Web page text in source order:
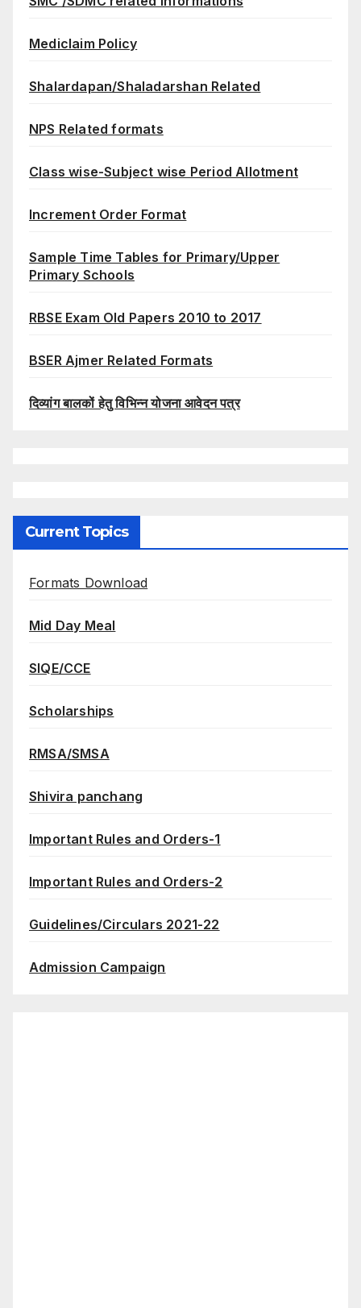
Mediclaim Policy
Shalardapan/Shaladarshan Related
NPS Related formats
Class wise-Subject wise Period Allotment
Increment Order Format
Sample Time Tables for Primary/Upper
Primary Schools
RBSE Exam Old Papers 2010 to 2017
BSER Ajmer Related Formats
दिव्यांग बालकों हेतु विभिन्न योजना आवेदन पत्र
Current Topics
Formats Download
Mid Day Meal
SIQE/CCE
Scholarships
RMSA/SMSA
Shivira panchang
Important Rules and Orders-1
Important Rules and Orders-2
Guidelines/Circulars 2021-22
Admission Campaign